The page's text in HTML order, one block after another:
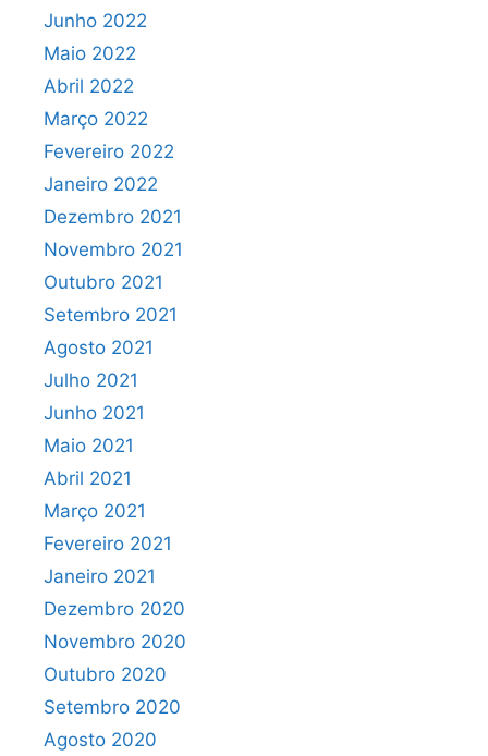
Junho 2022
Maio 2022
Abril 2022
Março 2022
Fevereiro 2022
Janeiro 2022
Dezembro 2021
Novembro 2021
Outubro 2021
Setembro 2021
Agosto 2021
Julho 2021
Junho 2021
Maio 2021
Abril 2021
Março 2021
Fevereiro 2021
Janeiro 2021
Dezembro 2020
Novembro 2020
Outubro 2020
Setembro 2020
Agosto 2020